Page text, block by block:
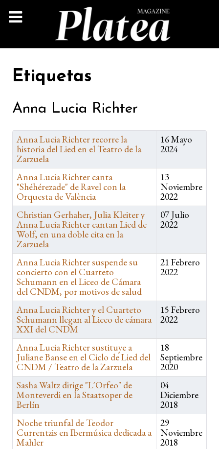
Etiquetas
Anna Lucia Richter
Anna Lucia Richter recorre la
historia del Lied en el Teatro de la
Zarzuela
16 Mayo
2024
Anna Lucia Richter canta
"Shéhérezade" de Ravel con la
Orquesta de València
13
Noviembre
2022
Christian Gerhaher, Julia Kleiter y
Anna Lucia Richter cantan Lied de
Wolf, en una doble cita en la
Zarzuela
07 Julio
2022
Anna Lucia Richter suspende su
concierto con el Cuarteto
Schumann en el Liceo de Cámara
del CNDM, por motivos de salud
21 Febrero
2022
Anna Lucia Richter y el Cuarteto
Schumann llegan al Liceo de cámara
XXI del CNDM
15 Febrero
2022
Anna Lucia Richter sustituye a
Juliane Banse en el Ciclo de Lied del
CNDM / Teatro de la Zarzuela
18
Septiembre
2020
Sasha Waltz dirige "L´Orfeo" de
Monteverdi en la Staatsoper de
Berlín
04
Diciembre
2018
Noche triunfal de Teodor
Currentzis en Ibermúsica dedicada a
Mahler
29
Noviembre
2018